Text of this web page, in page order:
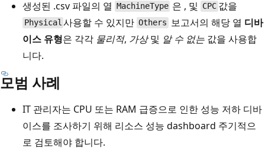
생성된 .csv 파일의 열
MachineType 은 , 및 CPC값을
Physical 사용할 수 있지만 Others 보고서의 해당 열 디바
이스 유형은 각각 물리적, 가상및 알 수 없는 값을 사용합
니다.
모범 사례
IT 관리자는 CPU 또는 RAM 급증으로 인한 성능 저하 디바
이스를 조사하기 위해 리소스 성능 dashboard 주기적으
로 검토해야 합니다.